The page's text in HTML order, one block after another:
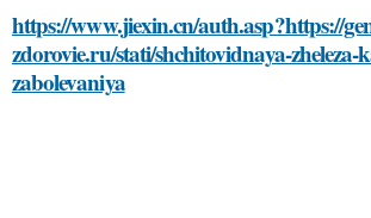
https://www.jiexin.cn/auth.asp?https://
zdorovie.ru/stati/shchitovidnaya-
zabolevaniya